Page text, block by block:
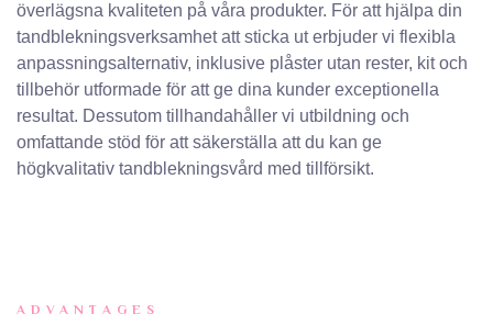
överlägsna kvaliteten på våra produkter. För att hjälpa din
tandblekningsverksamhet att sticka ut erbjuder vi flexibla
anpassningsalternativ, inklusive plåster utan rester, kit och
tillbehör utformade för att ge dina kunder exceptionella
resultat. Dessutom tillhandahåller vi utbildning och
omfattande stöd för att säkerställa att du kan ge
högkvalitativ tandblekningsvård med tillförsikt.
ADVANTAGES